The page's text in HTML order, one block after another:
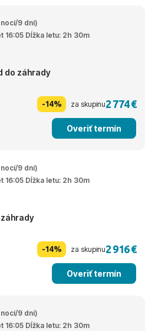
9 dní)
16:05 Dĺžka letu: 2h 30m
do záhrady
-14% za skupinu2 774 €
Overiť termín
9 dní)
16:05 Dĺžka letu: 2h 30m
záhrady
-14% za skupinu2 916 €
Overiť termín
9 dní)
16:05 Dĺžka letu: 2h 30m